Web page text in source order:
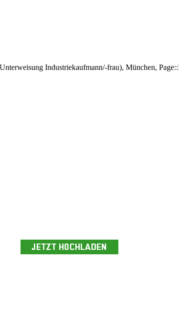
Industriekaufmann/-frau), München,